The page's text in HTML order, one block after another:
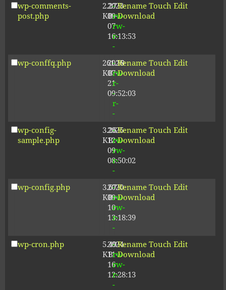
wp-comments-
post.php
2.27
KB
2023-
09-
07
16:13:53
-
rw-
rw-
r-
-
Rename Touch Edit
Download
wp-conffq.php
261.19
KB
2026-
07-
21
09:52:03
-
rw-
r-
-
r-
-
Rename Touch Edit
Download
wp-config-
sample.php
3.26
KB
2025-
12-
09
08:50:02
-
rw-
rw-
r-
-
Rename Touch Edit
Download
wp-config.php
3.67
KB
2020-
09-
10
13:18:39
-
rw-
rw-
r-
-
Rename Touch Edit
Download
wp-cron.php
5.49
KB
2024-
11-
16
12:28:13
-
rw-
rw-
r-
-
Rename Touch Edit
Download